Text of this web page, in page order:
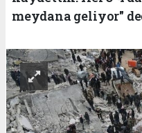
meydana geliyor"